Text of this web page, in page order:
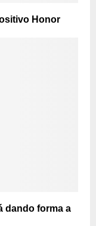
Honor
dando forma a